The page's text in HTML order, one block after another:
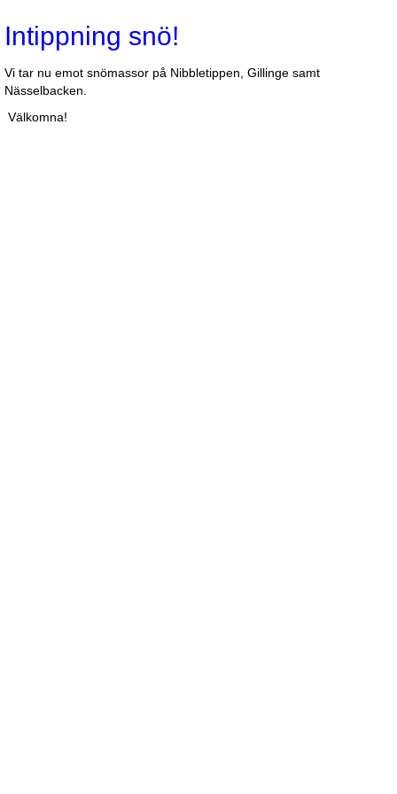
Intippning snö!
Vi tar nu emot snömassor på Nibbletippen, Gillinge samt
Nässelbacken.
Välkomna!